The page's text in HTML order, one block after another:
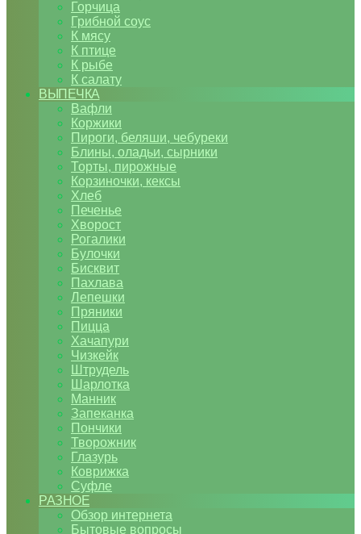
Горчица
Грибной соус
К мясу
К птице
К рыбе
К салату
ВЫПЕЧКА
Вафли
Коржики
Пироги, беляши, чебуреки
Блины, оладьи, сырники
Торты, пирожные
Корзиночки, кексы
Хлеб
Печенье
Хворост
Рогалики
Булочки
Бисквит
Пахлава
Лепешки
Пряники
Пицца
Хачапури
Чизкейк
Штрудель
Шарлотка
Манник
Запеканка
Пончики
Творожник
Глазурь
Коврижка
Суфле
РАЗНОЕ
Обзор интернета
Бытовые вопросы